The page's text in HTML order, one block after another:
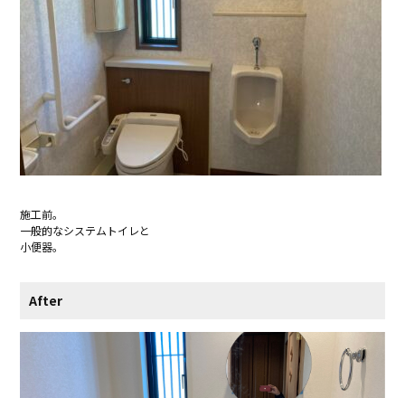
施工前。
一般的なシステムトイレと
小便器。
After